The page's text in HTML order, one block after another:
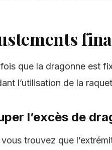
que la dragonne est
l’utilisation de la
l’excès de
vous trouvez que